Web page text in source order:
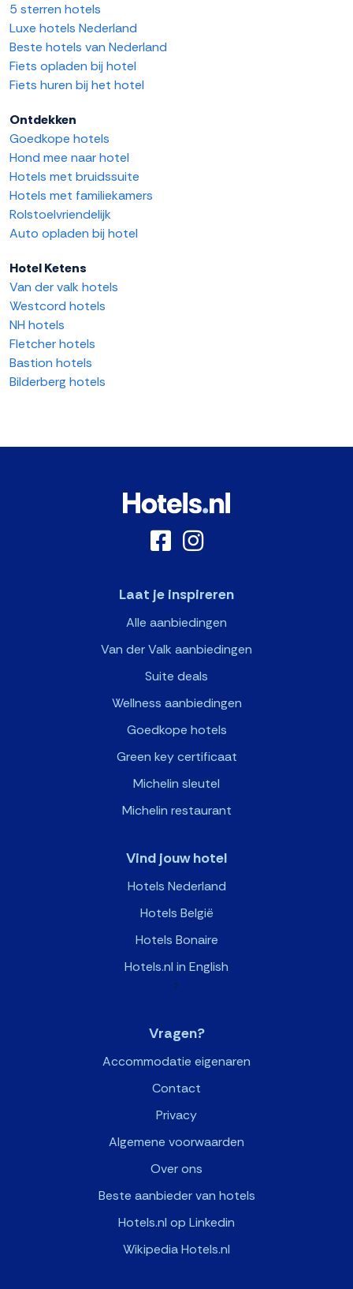
5 sterren hotels
Luxe hotels Nederland
Beste hotels van Nederland
Fiets opladen bij hotel
Fiets huren bij het hotel
Ontdekken
Goedkope hotels
Hond mee naar hotel
Hotels met bruidssuite
Hotels met familiekamers
Rolstoelvriendelijk
Auto opladen bij hotel
Hotel Ketens
Van der valk hotels
Westcord hotels
NH hotels
Fletcher hotels
Bastion hotels
Bilderberg hotels
Laat je inspireren
Alle aanbiedingen
Van der Valk aanbiedingen
Suite deals
Wellness aanbiedingen
Goedkope hotels
Green key certificaat
Michelin sleutel
Michelin restaurant
Vind jouw hotel
Hotels Nederland
Hotels België
Hotels Bonaire
Hotels.nl in English
>
Vragen?
Accommodatie eigenaren
Contact
Privacy
Algemene voorwaarden
Over ons
Beste aanbieder van hotels
Hotels.nl op Linkedin
Wikipedia Hotels.nl